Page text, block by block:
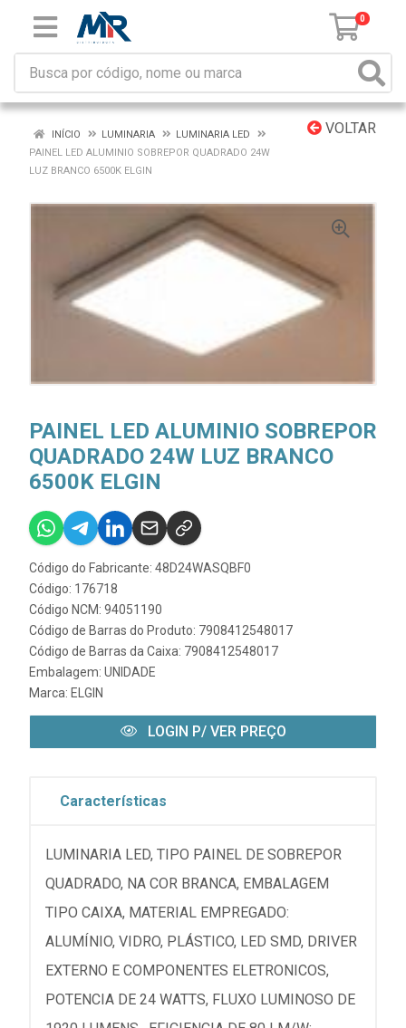
0
VOLTAR
INÍCIO LUMINARIA
LUMINARIA LED
PAINEL LED ALUMINIO SOBREPOR QUADRADO 24W
LUZ BRANCO 6500K ELGIN
PAINEL LED ALUMINIO SOBREPOR
QUADRADO 24W LUZ BRANCO
6500K ELGIN
Código do Fabricante: 48D24WASQBF0
Código: 176718
Código NCM: 94051190
Código de Barras do Produto: 7908412548017
Código de Barras da Caixa: 7908412548017
Embalagem: UNIDADE
Marca: ELGIN
LOGIN P/ VER PREÇO
Características
LUMINARIA LED, TIPO PAINEL DE SOBREPOR
QUADRADO, NA COR BRANCA, EMBALAGEM
TIPO CAIXA, MATERIAL EMPREGADO:
ALUMÍNIO, VIDRO, PLÁSTICO, LED SMD, DRIVER
EXTERNO E COMPONENTES ELETRONICOS,
POTENCIA DE 24 WATTS, FLUXO LUMINOSO DE